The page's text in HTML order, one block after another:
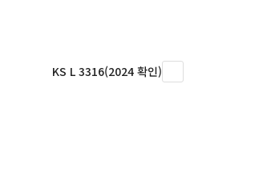
KS L 3316(2024 확인)